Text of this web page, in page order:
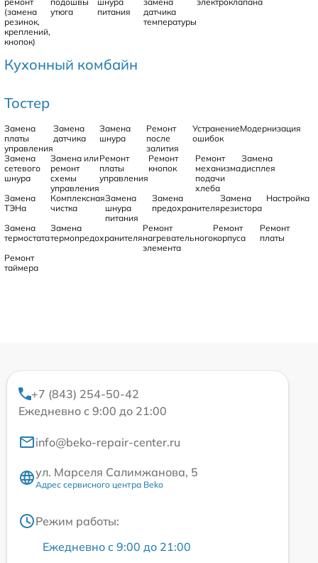
(замена
резинок,
креплений,
кнопок)
утюга
питания
датчика
температуры
Кухонный комбайн
Тостер
Замена
платы
управления
Замена
датчика
Замена
шнура
Ремонт
после
залития
Устранение
ошибок
Модернизация
Замена
сетевого
шнура
Замена или
ремонт
схемы
управления
Ремонт
платы
управления
Ремонт
кнопок
Ремонт
механизма
подачи
хлеба
Замена
дисплея
Замена
ТЭНа
Комплексная
чистка
Замена
шнура
питания
Замена
предохранителя
Замена
резистора
Настройка
Замена
термостата
Замена
термопредохранителя
Ремонт
нагревательного
элемента
Ремонт
корпуса
Ремонт
платы
Ремонт
таймера
+7 (843) 254-50-42
Ежедневно с 9:00 до 21:00
info@beko-repair-center.ru
ул. Марселя Салимжанова, 5
Адрес сервисного центра Beko
Режим работы:
Ежедневно с 9:00 до 21:00